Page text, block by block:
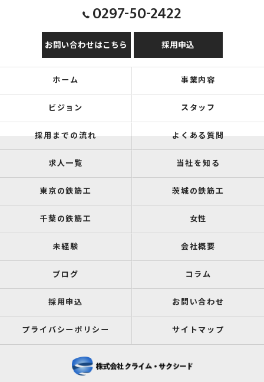
0297-50-2422
お問い合わせはこちら 採用申込
ホーム 事業内容
ビジョン スタッフ
採用までの流れ よくある質問
求人一覧 当社を知る
東京の鉄筋工 茨城の鉄筋工
千葉の鉄筋工 女性
未経験 会社概要
ブログ コラム
採用申込 お問い合わせ
プライバシーポリシー サイトマップ